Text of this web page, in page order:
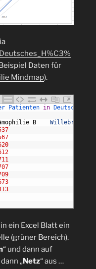
Daten für
Mindmap).
Patienten in Deutschland
mophilie B Willebrand
ein Excel Blatt ein
(grüner Bereich).
“ und dann auf
„Netz“ aus …